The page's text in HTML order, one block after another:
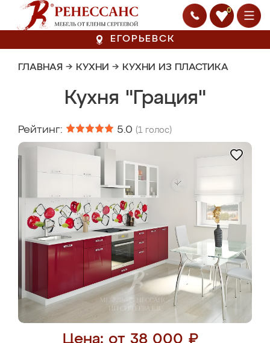
0
ЕГОРЬЕВСК
ГЛАВНАЯ → КУХНИ → КУХНИ ИЗ ПЛАСТИКА
Кухня "Грация"
Рейтинг: 5.0 (1 голос)
Цена: от 38 000 ₽